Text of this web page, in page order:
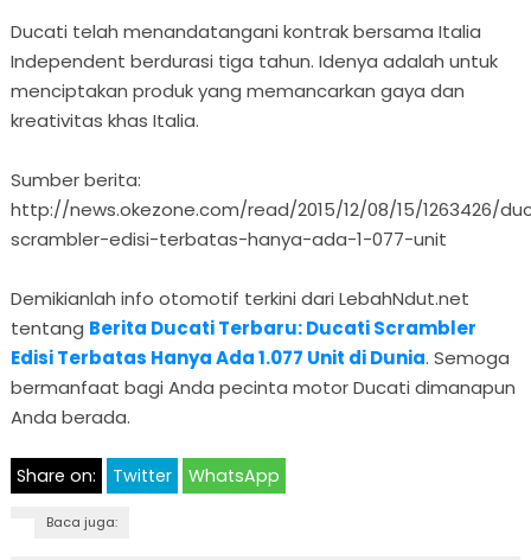
Ducati telah menandatangani kontrak bersama Italia
Independent berdurasi tiga tahun. Idenya adalah untuk
menciptakan produk yang memancarkan gaya dan
kreativitas khas Italia.
Sumber berita:
http://news.okezone.com/read/2015/12/08/15/1263426/
scrambler-edisi-terbatas-hanya-ada-1-077-unit
Demikianlah info otomotif terkini dari LebahNdut.net
tentang Berita Ducati Terbaru: Ducati Scrambler
Edisi Terbatas Hanya Ada 1.077 Unit di Dunia. Semoga
bermanfaat bagi Anda pecinta motor Ducati dimanapun
Anda berada.
Share on: Twitter WhatsApp
Baca juga: